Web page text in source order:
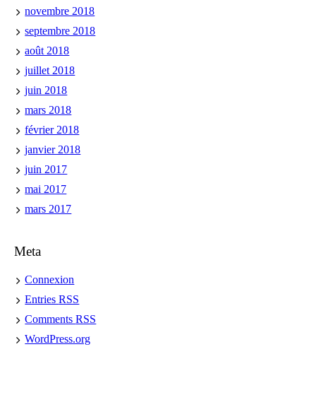
novembre 2018
septembre 2018
août 2018
juillet 2018
juin 2018
mars 2018
février 2018
janvier 2018
juin 2017
mai 2017
mars 2017
Meta
Connexion
EntriesRSS
CommentsRSS
WordPress.org